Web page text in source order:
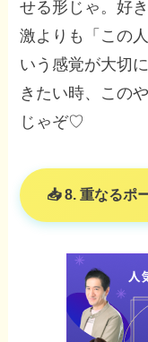
せる形じゃ。好
激よりも「この
いう感覚が大切
きたい時、この
じゃぞ♡
8. 重なるポ